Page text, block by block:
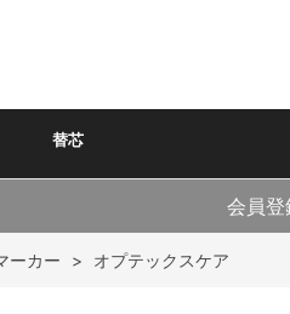
替芯
会員登
ーカー > オプテックスケア